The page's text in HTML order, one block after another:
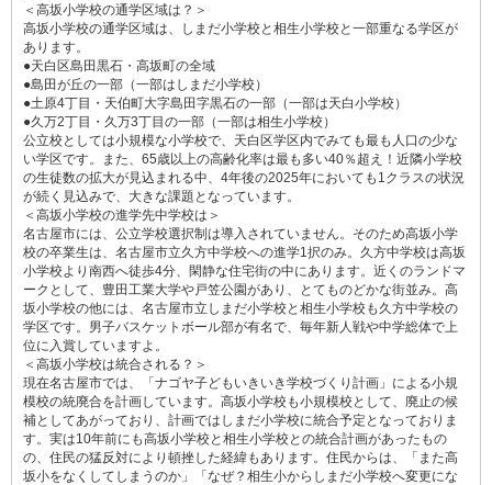
＜高坂小学校の通学区域は？＞
高坂小学校の通学区域は、しまだ小学校と相生小学校と一部重なる学区が
あります。
●天白区島田黒石・高坂町の全域
●島田が丘の一部（一部はしまだ小学校）
●土原4丁目・天伯町大字島田字黒石の一部（一部は天白小学校）
●久万2丁目・久万3丁目の一部（一部は相生小学校）
公立校としては小規模な小学校で、天白区学区内でみても最も人口の少な
い学区です。また、65歳以上の高齢化率は最も多い40％超え！近隣小学校
の生徒数の拡大が見込まれる中、4年後の2025年においても1クラスの状況
が続く見込みで、大きな課題となっています。
＜高坂小学校の進学先中学校は＞
名古屋市には、公立学校選択制は導入されていません。そのため高坂小学
校の卒業生は、名古屋市立久方中学校への進学1択のみ。久方中学校は高坂
小学校より南西へ徒歩4分、閑静な住宅街の中にあります。近くのランドマ
ークとして、豊田工業大学や戸笠公園があり、とてものどかな街並み。高
坂小学校の他には、名古屋市立しまだ小学校と相生小学校も久方中学校の
学区です。男子バスケットボール部が有名で、毎年新人戦や中学総体で上
位に入賞していますよ。
＜高坂小学校は統合される？＞
現在名古屋市では、「ナゴヤ子どもいきいき学校づくり計画」による小規
模校の統廃合を計画しています。高坂小学校も小規模校として、廃止の候
補としてあがっており、計画ではしまだ小学校に統合予定となっておりま
す。実は10年前にも高坂小学校と相生小学校との統合計画があったもの
の、住民の猛反対により頓挫した経緯もあります。住民からは、「また高
坂小をなくしてしまうのか」「なぜ？相生小からしまだ小学校へ変更にな